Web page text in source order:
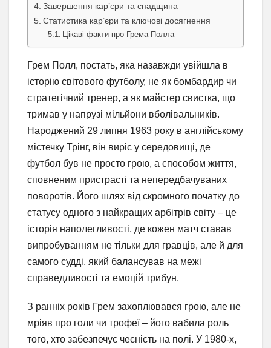
Завершення кар’єри та спадщина
Статистика кар’єри та ключові досягнення
Цікаві факти про Грема Полла
Грем Полл, постать, яка назавжди увійшла в
історію світового футболу, не як бомбардир чи
стратегічний тренер, а як майстер свистка, що
тримав у напрузі мільйони вболівальників.
Народжений 29 липня 1963 року в англійському
містечку Трінг, він виріс у середовищі, де
футбол був не просто грою, а способом життя,
сповненим пристрасті та непередбачуваних
поворотів. Його шлях від скромного початку до
статусу одного з найкращих арбітрів світу – це
історія наполегливості, де кожен матч ставав
випробуванням не тільки для гравців, але й для
самого судді, який балансував на межі
справедливості та емоцій трибун.
З ранніх років Грем захоплювався грою, але не
мріяв про голи чи трофеї – його вабила роль
того, хто забезпечує чесність на полі. У 1980-х,